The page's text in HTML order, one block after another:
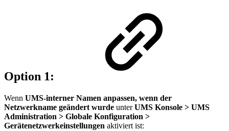
Option 1:
Wenn UMS-interner Namen anpassen, wenn der
Netzwerkname geändert wurde unterUMS Konsole > UMS
Administration > Globale Konfiguration >
Gerätenetzwerkeinstellungen aktiviert ist: